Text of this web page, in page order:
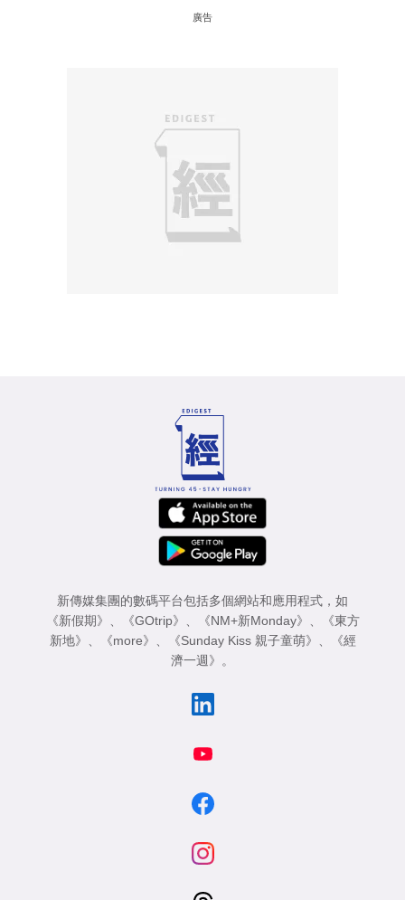
廣告
新傳媒集團的數碼平台包括多個網站和應用程式，如
《新假期》
《GOtrip》 《NM+新Monday》
《東方
新地》
《more》 《Sunday Kiss 親子童萌》
《經
濟一週》
。